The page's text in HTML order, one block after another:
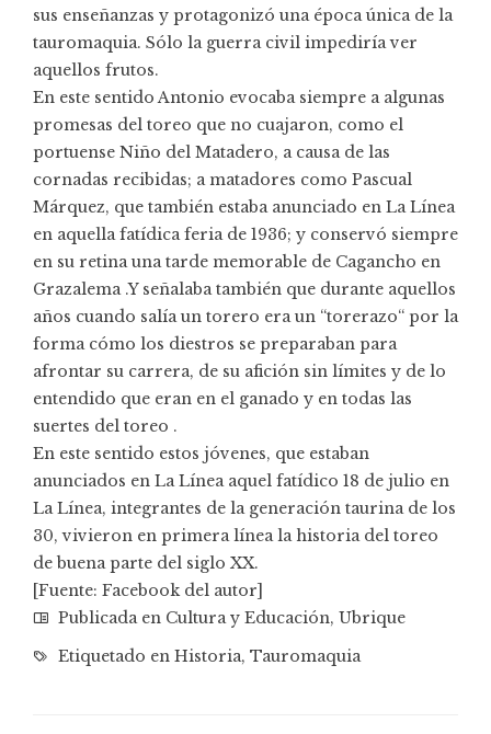
sus enseñanzas y protagonizó una época única de la
tauromaquia. Sólo la guerra civil impediría ver
aquellos frutos.
En este sentido Antonio evocaba siempre a algunas
promesas del toreo que no cuajaron, como el
portuense Niño del Matadero, a causa de las
cornadas recibidas; a matadores como Pascual
Márquez, que también estaba anunciado en La Línea
en aquella fatídica feria de 1936; y conservó siempre
en su retina una tarde memorable de Cagancho en
Grazalema .Y señalaba también que durante aquellos
años cuando salía un torero era un “torerazo“ por la
forma cómo los diestros se preparaban para
afrontar su carrera, de su afición sin límites y de lo
entendido que eran en el ganado y en todas las
suertes del toreo .
En este sentido estos jóvenes, que estaban
anunciados en La Línea aquel fatídico 18 de julio en
La Línea, integrantes de la generación taurina de los
30, vivieron en primera línea la historia del toreo
de buena parte del siglo XX.
[Fuente: Facebook del autor]
Publicada en Cultura y Educación, Ubrique
Etiquetado en Historia, Tauromaquia